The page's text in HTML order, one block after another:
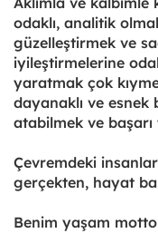
odaklı, analitik
güzelleştirmek ve
iyileştirmelerine
yaratmak çok
dayanaklı ve esnek
atabilmek ve
Çevremdeki
gerçekten, hayat
Benim yaşam